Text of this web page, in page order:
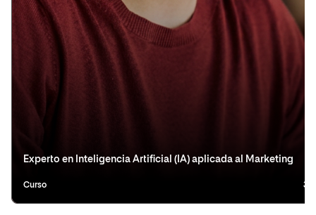
Experto en Inteligencia Artificial (IA) aplicada al Marketing
Curso 3